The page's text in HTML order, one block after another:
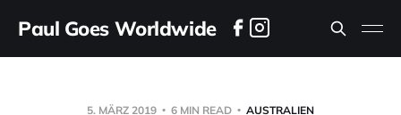
Paul Goes Worldwide
5. MÄRZ 2019 6 MIN READ AUSTRALIEN